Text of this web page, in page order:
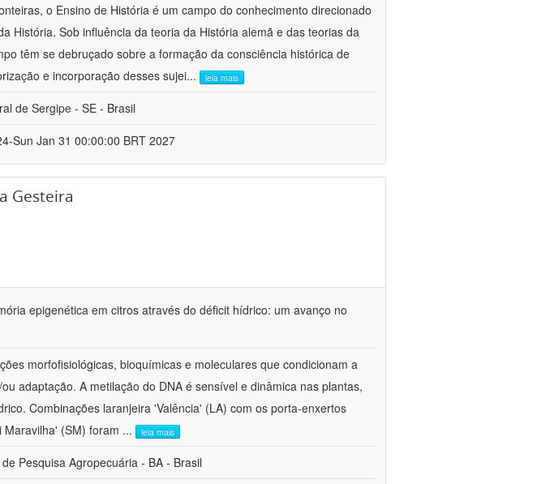
o Ensino de História é um campo do conhecimento direcionado
História. Sob influência da teoria da História alemã e das teorias da
têm se debruçado sobre a formação da consciência histórica de
e incorporação desses sujei... leia mais
de Sergipe - SE - Brasil
Sun Jan 31 00:00:00 BRT 2027
Gesteira
epigenética em citros através do déficit hídrico: um avanço no
morfofisiológicas, bioquímicas e moleculares que condicionam a
adaptação. A metilação do DNA é sensível e dinâmica nas plantas,
Combinações laranjeira 'Valência' (LA) com os porta-enxertos
(SM) foram ... leia mais
Pesquisa Agropecuária - BA - Brasil